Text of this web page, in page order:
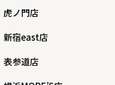
虎ノ門店
新宿east店
表参道店